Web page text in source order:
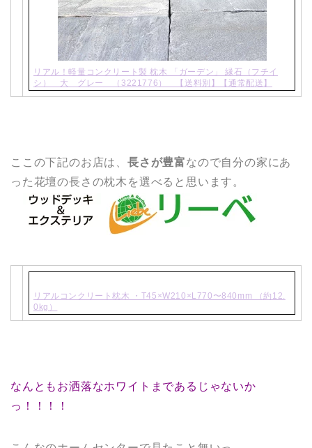
リアル！軽量コンクリート製 枕木 「ガーデン」 縁石（フチイ
シ） 大 グレー （3221776） 【送料別】【通常配送】
ここの下記のお店は、 長さが豊富なので自分の家にあ
った花壇の長さの枕木を選べると思います。
リアルコンクリート枕木 ・T45×W210×L770〜840mm （約12.
0kg）
なんともお洒落なホワイトまであるじゃないか
っ！！！！